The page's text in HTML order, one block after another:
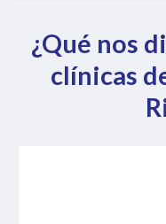
¿Qué nos
clínicas